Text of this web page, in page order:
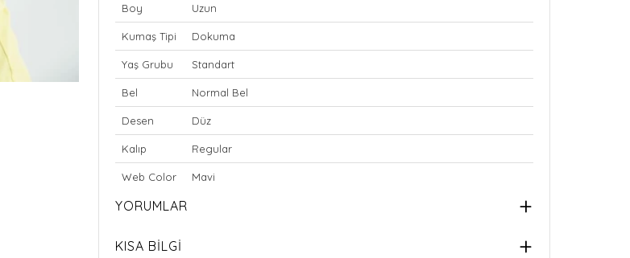
Boy Uzun
Kumaş Tipi Dokuma
Yaş Grubu Standart
Bel Normal Bel
Desen Düz
Kalıp Regular
Web Color Mavi
YORUMLAR
KISA BİLGİ